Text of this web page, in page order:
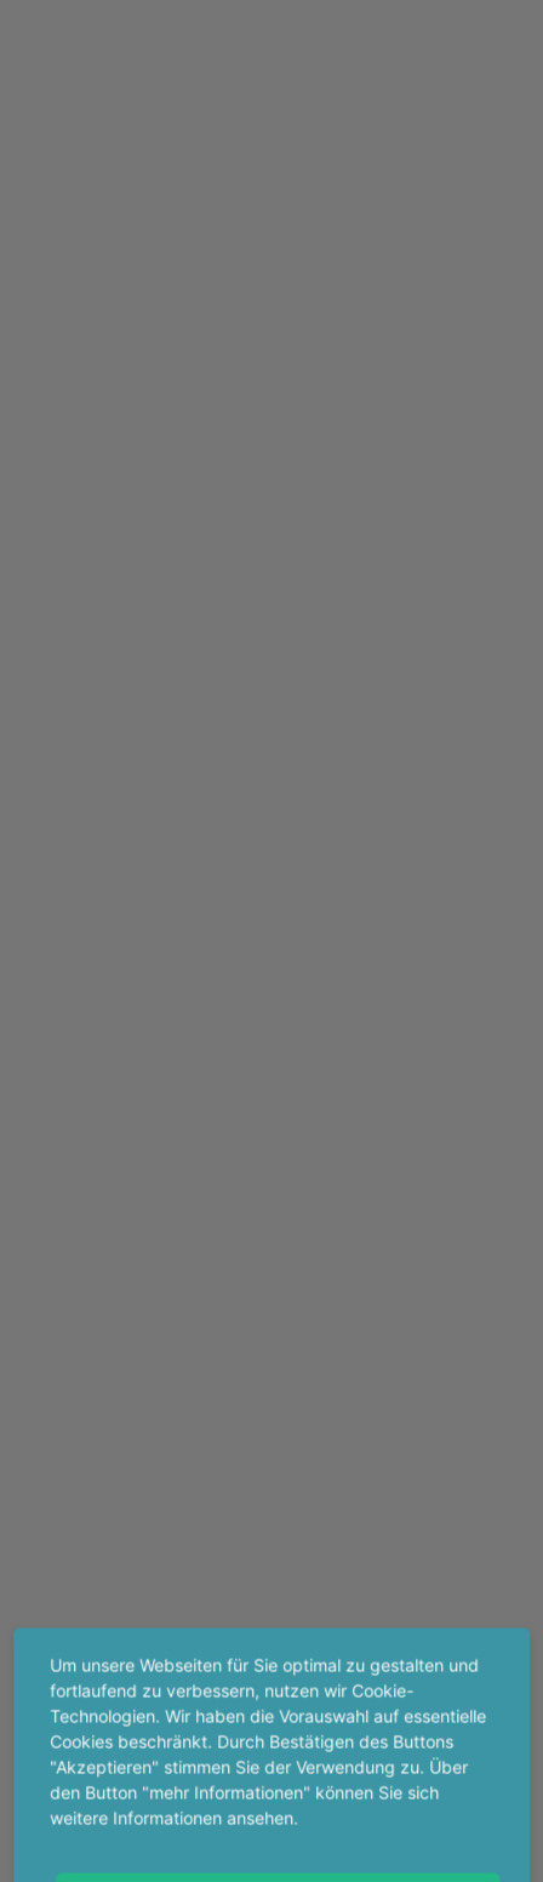
Um unsere Webseiten für Sie optimal zu gestalten und
fortlaufend zu verbessern, nutzen wir Cookie-
Technologien. Wir haben die Vorauswahl auf essentielle
Cookies beschränkt. Durch Bestätigen des Buttons
"Akzeptieren" stimmen Sie der Verwendung zu. Über
den Button "mehr Informationen" können Sie sich
weitere Informationen ansehen.